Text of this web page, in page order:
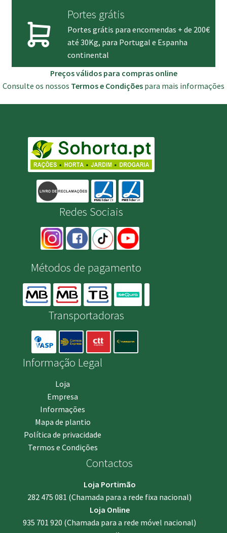
Portes grátis
Portes grátis para encomendas + de 200€
até 30Kg, para Portugal e Espanha
continental
Preços válidos para compras online
Consulte os nossos Termos e Condições para mais informações
Redes Sociais
Métodos de pagamento
Transportadoras
Informação Legal
Loja
Empresa
Informações
Mapa de plantio
Política de privacidade
Termos e Condições
Contactos
Loja Portimão
282 475 081 (Chamada para a rede fixa nacional)
Loja Online
935 701 920 (Chamada para a rede móvel nacional)